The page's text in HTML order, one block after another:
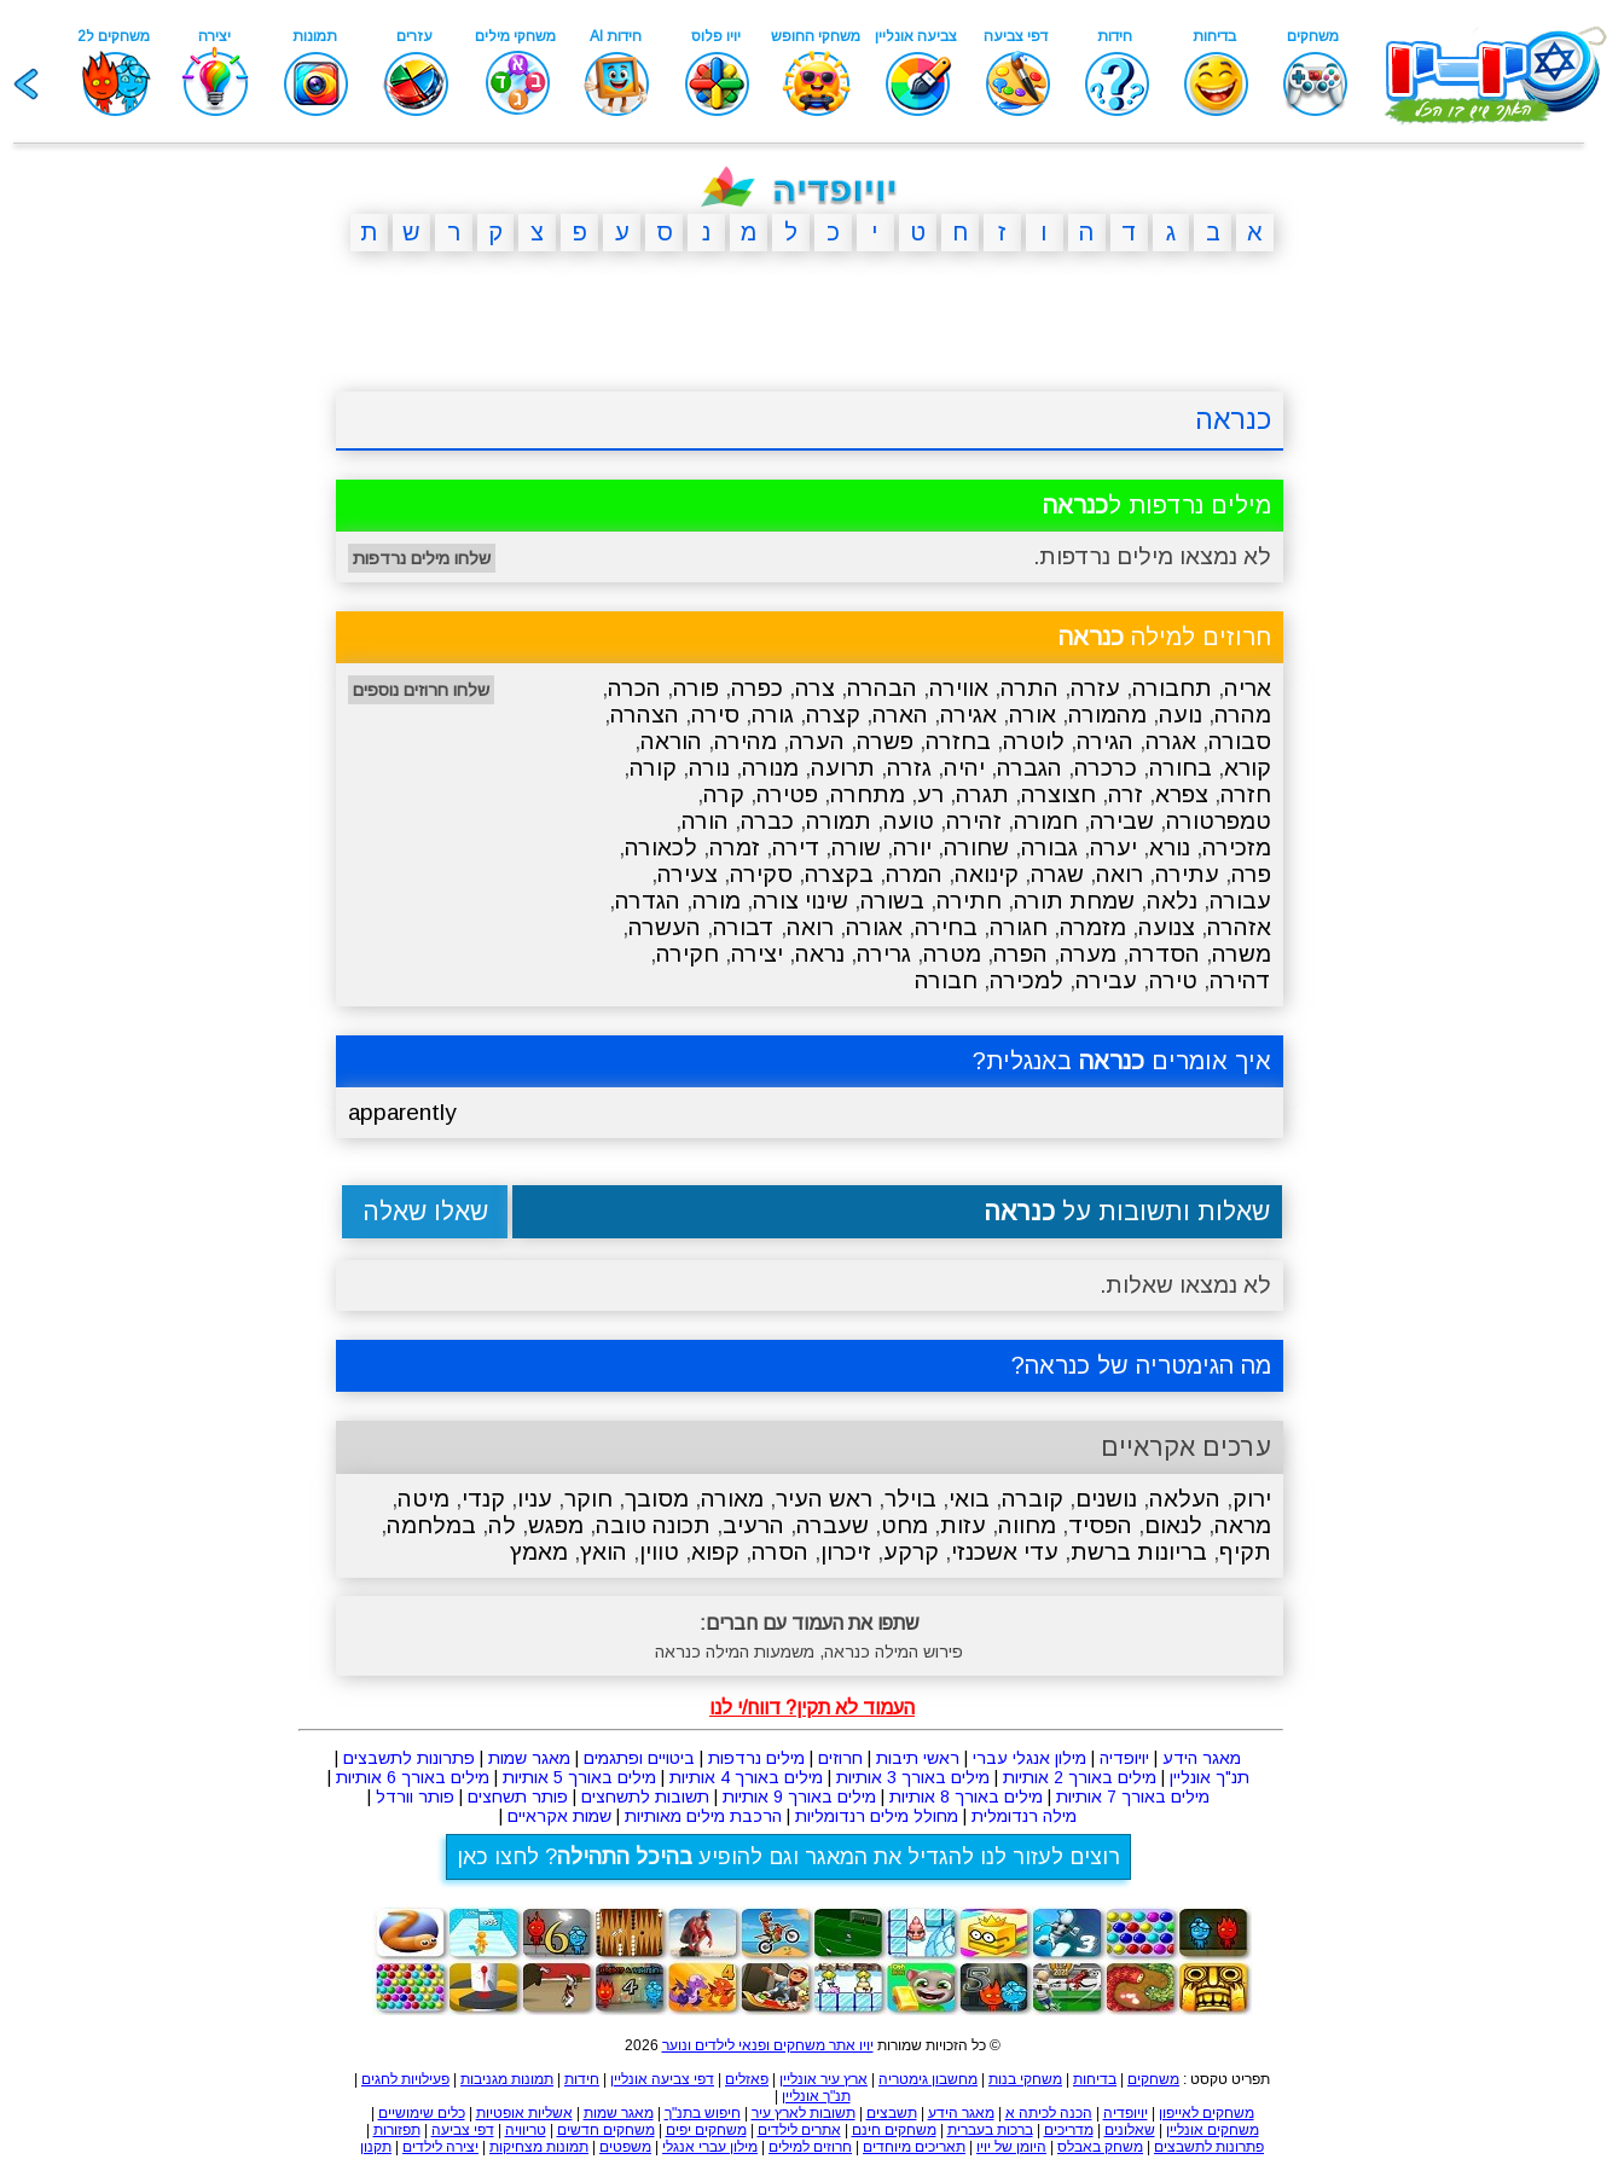
א ב ג ד ה ו ז ח ט י כ ל מ נ ס ע פ צ ק ר ש ת
כנראה
מילים נרדפות לכנראה
לא נמצאו מילים נרדפות. שלחו מילים נרדפות
חרוזים למילה כנראה
אריה, תחבורה, עזרה, התרה, אווירה, הבהרה, צרה, כפרה, פורה, הכרה,
מהרה, נועה, מהמורה, אורה, אגירה, הארה, קצרה, גורה, סירה, הצהרה,
סבורה, אגרה, הגירה, לוטרה, בחזרה, פשרה, הערה, מהירה, הוראה,
קורא, בחורה, כרכרה, הגברה, יהיה, גזרה, תרועה, מנורה, נורה, קורה,
חזרה, צפרא, זרה, חצוצרה, תגרה, רע, מתחרה, פטירה, קרה,
טמפרטורה, שבירה, חמורה, זהירה, טועה, תמורה, כברה, הורה,
מזכירה, נורא, יערה, גבורה, שחורה, יורה, שורה, דירה, זמרה, לכאורה,
פרה, עתירה, רואה, שגרה, קינואה, המרה, בקצרה, סקירה, צעירה,
עבורה, נלאה, שמחת תורה, חתירה, בשורה, שינוי צורה, מורה, הגדרה,
אזהרה, צנועה, מזמרה, חגורה, בחירה, אגורה, רואה, דבורה, העשרה,
משרה, הסדרה, מערה, הפרה, מטרה, גרירה, נראה, יצירה, חקירה,
דהירה, טירה, עבירה, למכירה, חבורה
שלחו חרוזים נוספים
איך אומרים כנראה באנגלית?
apparently
שאלות ותשובות עלכנראה שאלו שאלה
לא נמצאו שאלות.
מה הגימטריה של כנראה?
ערכים אקראיים
ירוק, העלאה, נושנים, קוברה, בואי, בוילר, ראש העיר, מאורה, מסובך, חוקר, עניו, קנדי, מיטה,
מראה, לנאום, הפסיד, מחווה, עזות, מחט, שעברה, הרעיב, תכונה טובה, מפגש, לה, במלחמה,
תקיף, בריונות ברשת, עדי אשכנזי, קרקע, זיכרון, הסרה, קפוא, טווין, הואץ, מאמץ
שתפו את העמוד עם חברים:
פירוש המילה כנראה, משמעות המילה כנראה
העמוד לא תקין? דווח/י לנו
מאגר הידע יויופדיה מילון אנגלי עברי ראשי תיבות חרוזים מילים נרדפות ביטויים ופתגמים מאגר שמות פתרונות לתשבצים
תנ"ך אונליין
מילים באורך 2 אותיות מילים באורך 3 אותיות מילים באורך 4 אותיות מילים באורך 5 אותיות מילים באורך 6 אותיות
מילים באורך 7 אותיות
מילים באורך 8 אותיות מילים באורך 9 אותיות תשובות לתשחצים פותר תשחצים פותר וורדל
מילה רנדומלית
מחולל מילים רנדומליות הרכבת מילים מאותיות שמות אקראיים
רוצים לעזור לנו להגדיל את המאגר וגם להופיעבהיכל התהילה? לחצו כאן
© כל הזכויות שמורותיויו אתר משחקים ופנאי לילדים ונוער
תפריט טקסט : משחקים | בדיחות | משחקי בנות | מחשבון גימטריה | ארץ עיר אונליין | פאזלים | דפי צביעה אונליין | חידות | תמונות מגניבות | פעילויות לחגים |
תנ"ך אונליין |
משחקים לאייפון |יויופדיה | הכנה לכיתה א |מאגר הידע |תשבצים |תשובות לארץ עיר | חיפוש בתנ"ך |מאגר שמות |אשליות אופטיות |כלים שימושיים |
משחקים אונליין |שאלונים |מדריכים |ברכות בעברית |משחקים חינם |אתרים לילדים |משחקים יפים |משחקים חדשים |טריוויה |דפי צביעה |תפזורות |
פתרונות לתשבצים | משחק באבלס | היומן של יויו | תאריכים מיוחדים | חרוזים למילים | מילון עברי אנגלי | משפטים | תמונות מצחיקות | יצירה לילדים | תקנון